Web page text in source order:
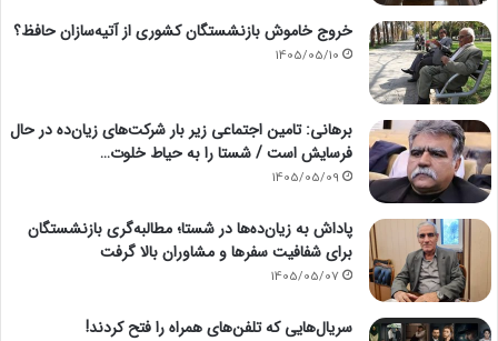
خروج خاموش بازنشستگان کشوری از آتیه‌سازان حافظ؟
1405/05/10
برهانی: تامین اجتماعی زیر بار شرکت‌های زیان‌ده در حال
فرسایش است / شستا را به حیاط خلوت…
1405/05/09
پاداش به زیان‌ده‌ها در شستا؛ مطالبه‌گری بازنشستگان
برای شفافیت سفرها و مشاوران بالا گرفت
1405/05/07
سریال‌هایی که تلفن‌های همراه را فتح کردند!